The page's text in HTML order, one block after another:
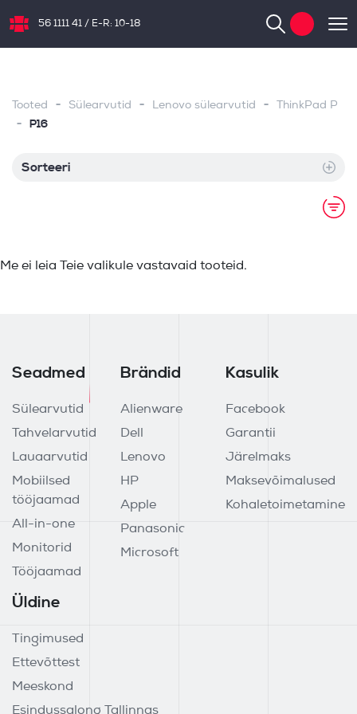
NB.ee
56 1111 41 / E-R: 10-18
Tooted - Sülearvutid - Lenovo sülearvutid - ThinkPad P
- P16
Sorteeri
Me ei leia Teie valikule vastavaid tooteid.
Seadmed
Sülearvutid
Tahvelarvutid
Lauaarvutid
Mobiilsed
tööjaamad
All-in-one
Monitorid
Tööjaamad
Brändid
Alienware
Dell
Lenovo
HP
Apple
Panasonic
Microsoft
Kasulik
Facebook
Garantii
Järelmaks
Maksevõimalused
Kohaletoimetamine
Üldine
Tingimused
Ettevõttest
Meeskond
Esindussalong Tallinnas